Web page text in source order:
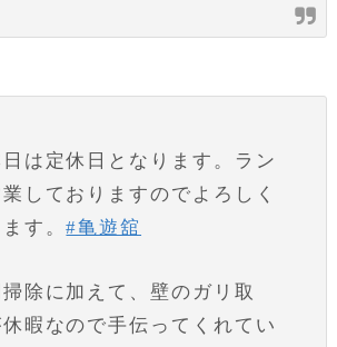
は定休日となります。ラン
業しておりますのでよろしく
す。#亀遊舘
除に加えて、壁のガリ取
暇なので手伝ってくれてい